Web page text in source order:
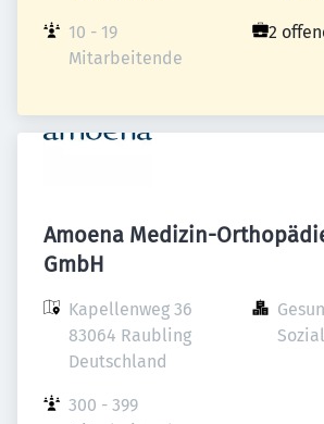
10 - 19
Mitarbeitende
2
Amoena Medizin-
GmbH
Kapellenweg 36
83064 Raubling
Deutschland
300 - 399